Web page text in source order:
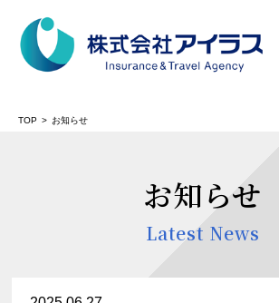
TOP お知らせ
お知らせ
Latest News